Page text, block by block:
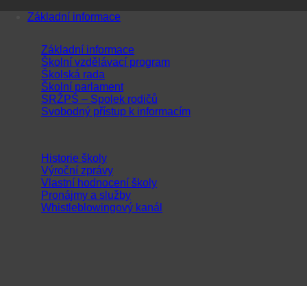
PřeskočitZákladní informace
Základní informace
Školní vzdělávací program
Školská rada
Školní parlament
SRŽPŠ – Spolek rodičů
Svobodný přístup k informacím
Historie školy
Výroční zprávy
Vlastní hodnocení školy
Pronájmy a služby
Whistleblowingový kanál